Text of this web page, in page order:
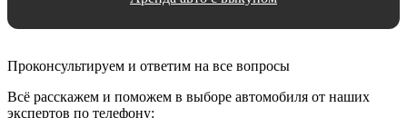
Проконсультируем и ответим на все вопросы
Всё расскажем и поможем в выборе автомобиля от наших
экспертов по телефону: